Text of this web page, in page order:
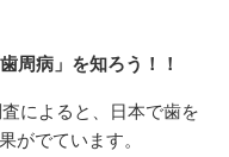
周病」を知ろう！！
によると、日本で歯を
がでています。